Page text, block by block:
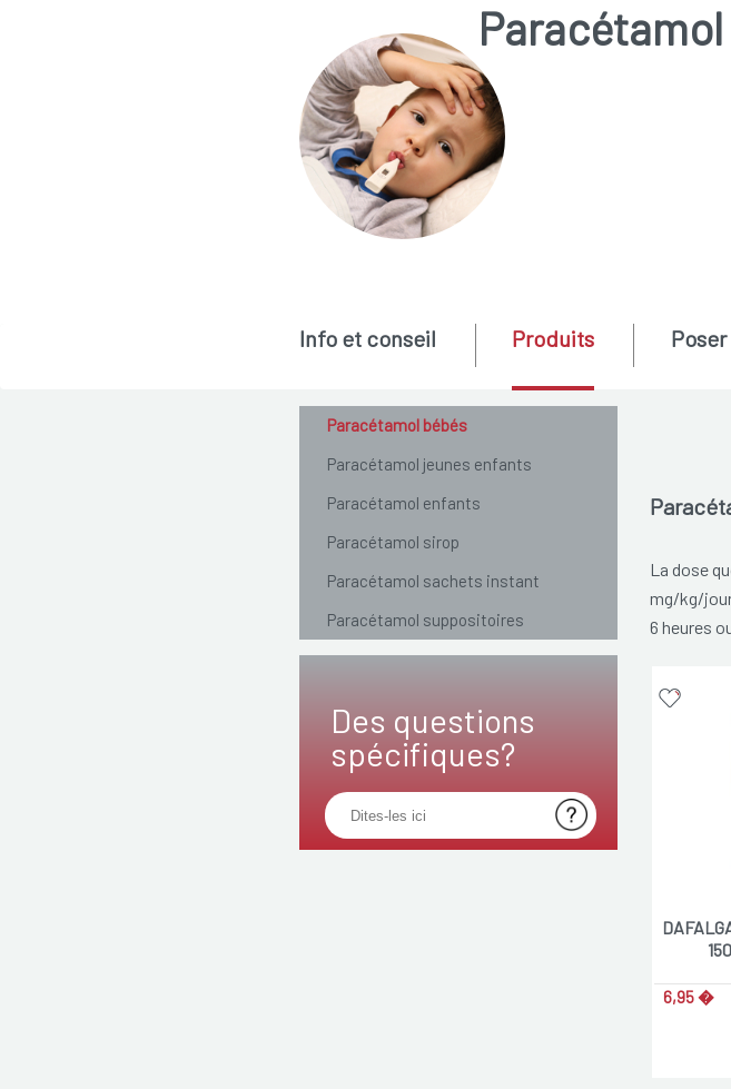
Paracétamol bébés
Paracétamol jeunes enfants
Paracétamol enfants
Paracétamol sirop
Paracétamol sachets instant
Paracétamol suppositoires
Des questions
spécifiques?
Info et conseil Produits
La dose
mg/kg/
6 heures
6,95 �